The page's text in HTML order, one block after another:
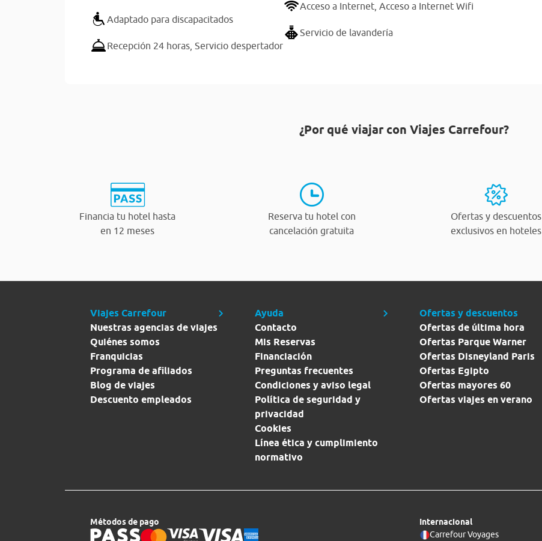
Adaptado para discapacitados
Recepción 24 horas, Servicio despertador
Acceso a Internet, Acceso a Internet Wifi
Servicio de lavandería
¿Por qué viajar con Viajes Carrefour?
Financia tu hotel hasta
en 12 meses
Reserva tu hotel con
cancelación gratuita
Ofertas y descuentos
exclusivos en hoteles
Viajes Carrefour
Nuestras agencias de viajes
Quiénes somos
Franquicias
Programa de afiliados
Blog de viajes
Descuento empleados
Ayuda
Contacto
Mis Reservas
Financiación
Preguntas frecuentes
Condiciones y aviso legal
Política de seguridad y
privacidad
Cookies
Línea ética y cumplimiento
normativo
Ofertas y descuentos
Ofertas de última hora
Ofertas Parque Warner
Ofertas Disneyland Paris
Ofertas Egipto
Ofertas mayores 60
Ofertas viajes en verano
Métodos de pago
Internacional
Carrefour Voyages